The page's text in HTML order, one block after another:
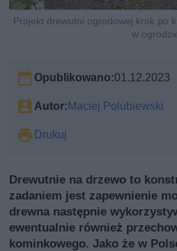
Projekt drewutni ogrodowej krok po
w
Opublikowano:01.12.2023
Autor:Maciej Polubiewski
Drukuj
Drewutnie na drzewo to
zadaniem jest zapewnienie
drewna następnie
ewentualnie również
kominkowego. Jako że w